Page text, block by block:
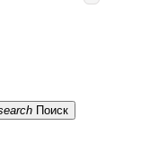
Поиск